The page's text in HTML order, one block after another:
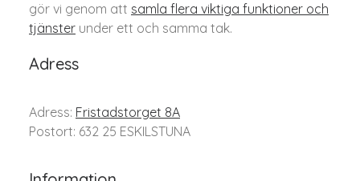
gör vi genom att samla flera viktiga funktioner och
tjänster under ett och samma tak.
Adress
Adress: Fristadstorget 8A
Postort: 632 25 ESKILSTUNA